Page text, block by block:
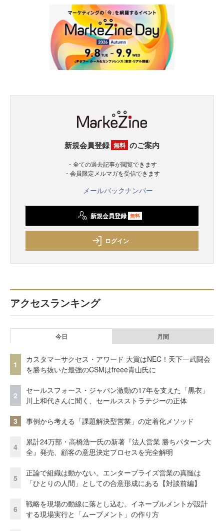
新規会員登録 無料 のご案内
・全ての過去記事が閲覧できます
・会員限定メルマガを受信できます
メールバックナンバー
新規会員登録 無料
ログイン
アクセスランキング
今日 月間
1
カスタマーサクセス・アワード 大賞はNEC！天下一武闘会
を勝ち抜いた最強のCSMはfreee青山氏に
2
セールスフォース・ジャパン激動の17年を支えた「黒衣」
川上和代さんに聞く、セールスストラテジーの正体
3 事例から考える「課題解決型営業」の定着化メソッド
4
累計24万部・高橋浩一氏の新著『法人営業 勝ちパターン大
全』発売、顧客の意思決定プロセスを完全解明
5
正論で組織は動かない。エンタープライズ営業の真髄は
「ひとりの人間」としての合意形成にある【対談前編】
6
戦略を現場の動線に落とし込む。イネーブルメントが設計
する現場実行と「ムーブメント」の作り方